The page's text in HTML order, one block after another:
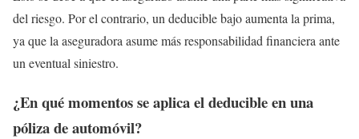
del riesgo. Por el contrario, un deducible bajo aumenta la prima,
ya que la aseguradora asume más responsabilidad financiera ante
un eventual siniestro.
¿En qué momentos se aplica el deducible en una
póliza de automóvil?